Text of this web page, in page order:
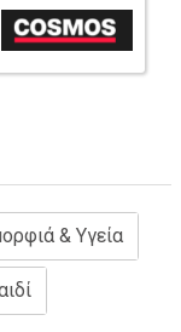
& Υγεία